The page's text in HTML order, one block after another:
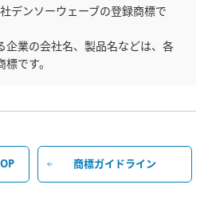
デンソーウェーブの登録商標で
企業の会社名、製品名などは、各
です。
商標ガイドライン